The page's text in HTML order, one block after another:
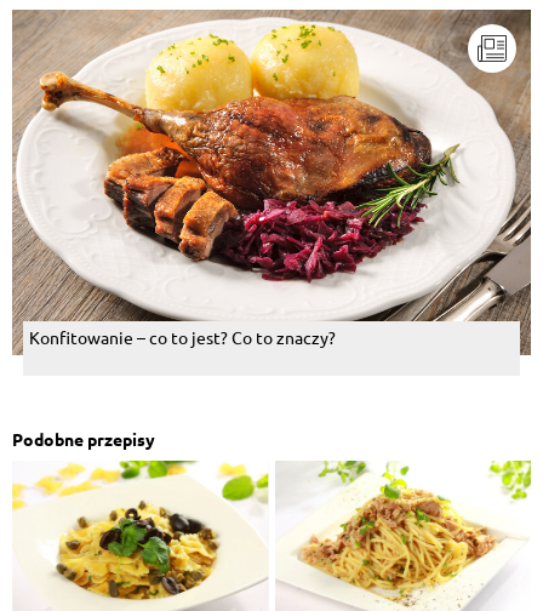
Konfitowanie – co to jest? Co to znaczy?
Podobne przepisy